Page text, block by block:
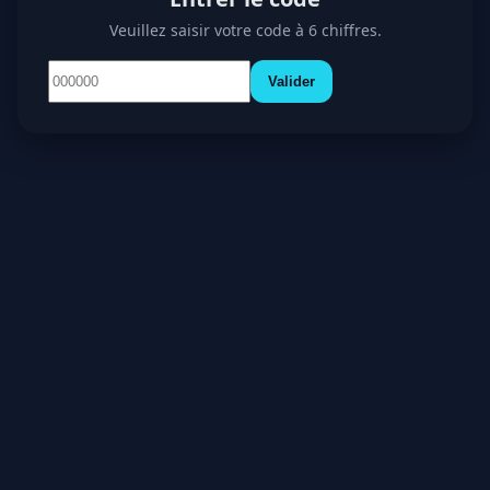
Veuillez saisir votre code à 6 chiffres.
Valider